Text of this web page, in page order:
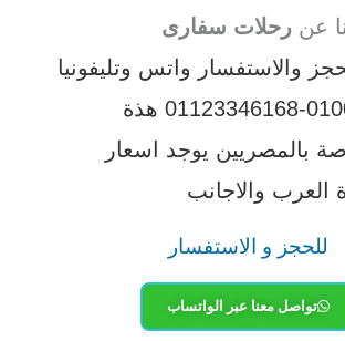
عن رحلات سفارى
والاستفسار واتس وتليفونيا
هذة
بالمصريين يوجد اسعار
العرب والاجانب
للحجز و الاستفسار
تواصل معنا عبر الواتساب